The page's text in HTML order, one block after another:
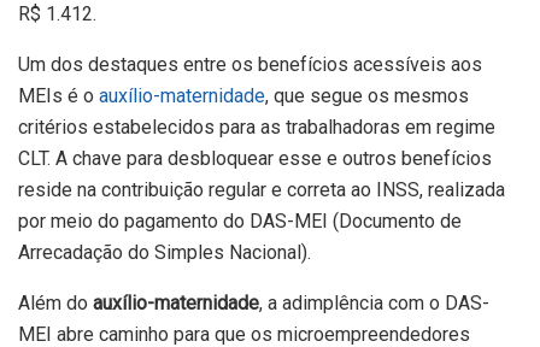
R$ 1.412.
Um dos destaques entre os benefícios acessíveis aos
MEIs é o auxílio-maternidade, que segue os mesmos
critérios estabelecidos para as trabalhadoras em regime
CLT. A chave para desbloquear esse e outros benefícios
reside na contribuição regular e correta ao INSS, realizada
por meio do pagamento do DAS-MEI (Documento de
Arrecadação do Simples Nacional).
Além do auxílio-maternidade, a adimplência com o DAS-
MEI abre caminho para que os microempreendedores